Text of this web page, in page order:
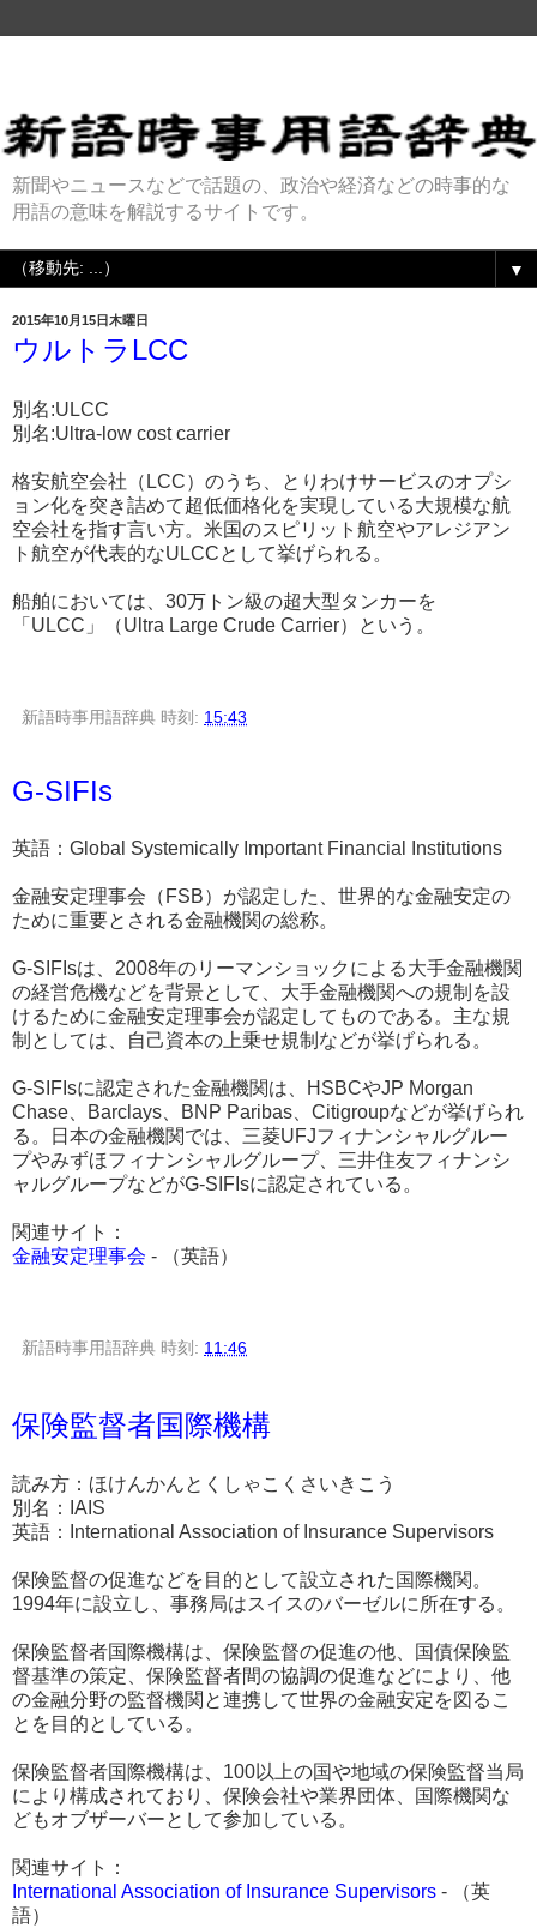
新聞やニュースなどで話題の、政治や経済などの時事的な
用語の意味を解説するサイトです。
▼
2015年10月15日木曜日
ウルトラLCC
別名:ULCC
別名:Ultra-low cost carrier
格安航空会社（LCC）のうち、とりわけサービスのオプシ
ョン化を突き詰めて超低価格化を実現している大規模な航
空会社を指す言い方。米国のスピリット航空やアレジアン
ト航空が代表的なULCCとして挙げられる。
船舶においては、30万トン級の超大型タンカーを
「ULCC」（Ultra Large Crude Carrier）という。
新語時事用語辞典 時刻: 15:43
G-SIFIs
英語：Global Systemically Important Financial Institutions
金融安定理事会（FSB）が認定した、世界的な金融安定の
ために重要とされる金融機関の総称。
G-SIFIsは、2008年のリーマンショックによる大手金融機関
の経営危機などを背景として、大手金融機関への規制を設
けるために金融安定理事会が認定してものである。主な規
制としては、自己資本の上乗せ規制などが挙げられる。
G-SIFIsに認定された金融機関は、HSBCやJP Morgan
Chase、Barclays、BNP Paribas、Citigroupなどが挙げられ
る。日本の金融機関では、三菱UFJフィナンシャルグルー
プやみずほフィナンシャルグループ、三井住友フィナンシ
ャルグループなどがG-SIFIsに認定されている。
関連サイト：
金融安定理事会 - （英語）
新語時事用語辞典 時刻: 11:46
保険監督者国際機構
読み方：ほけんかんとくしゃこくさいきこう
別名：IAIS
英語：International Association of Insurance Supervisors
保険監督の促進などを目的として設立された国際機関。
1994年に設立し、事務局はスイスのバーゼルに所在する。
保険監督者国際機構は、保険監督の促進の他、国債保険監
督基準の策定、保険監督者間の協調の促進などにより、他
の金融分野の監督機関と連携して世界の金融安定を図るこ
とを目的としている。
保険監督者国際機構は、100以上の国や地域の保険監督当局
により構成されており、保険会社や業界団体、国際機関な
どもオブザーバーとして参加している。
関連サイト：
International Association of Insurance Supervisors - （英
語）